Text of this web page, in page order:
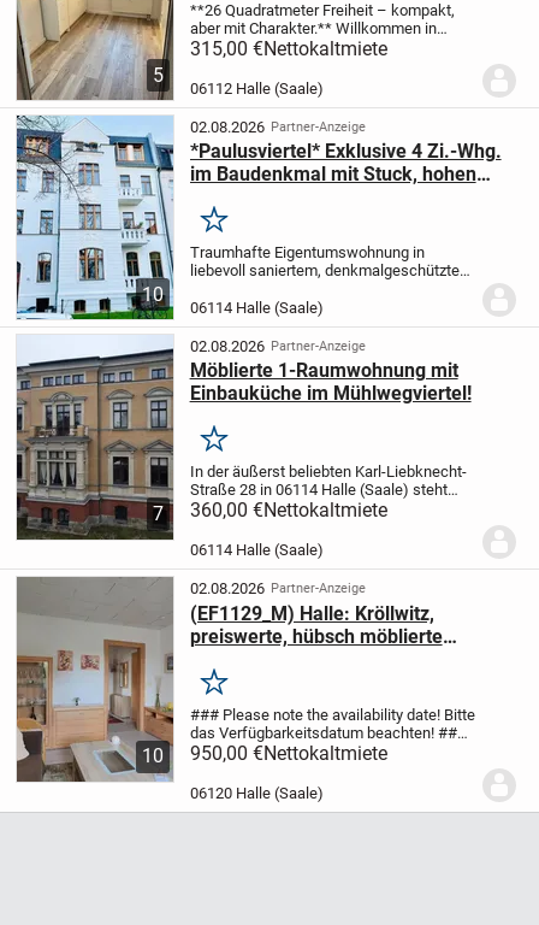
5
**26 Quadratmeter Freiheit – kompakt,
aber mit Charakter.** Willkommen in
Ihrem neuen Reich auf stolzen 26
verschwendet, sondern jeder Zentimeter
konsequent...
315,00 €Nettokaltmiete
06112 Halle (Saale)
10
02.08.2026 Partner-Anzeige
*Paulusviertel* Exklusive 4 Zi.-Whg.
im Baudenkmal mit Stuck, hohen
bezugsfrei ab 01.09.2026
Merken
Traumhafte Eigentumswohnung in
liebevoll saniertem, denkmalgeschütztem
Wohneinheiten.Kein Instandhaltungsstau,
sehr gepflegt.Das aktuelle Mietverhältnis
ist...
06114 Halle (Saale)
7
02.08.2026 Partner-Anzeige
Möblierte 1-Raumwohnung mit
Einbauküche im Mühlwegviertel!
Merken
In der äußerst beliebten Karl-Liebknecht-
Straße 28 in 06114 Halle (Saale) steht
eine möblierte 1-Raumwohnung mit ca. 35
sich im Souterrain eines aufwendig...
360,00 €Nettokaltmiete
06114 Halle (Saale)
10
02.08.2026 Partner-Anzeige
(EF1129_M) Halle: Kröllwitz,
preiswerte, hübsch möblierte
Garten, Service inkl.
Merken
### Please note the availability date! Bitte
das Verfügbarkeitsdatum beachten! ###
möblierte Wohnung in Halle-Kröllwitz in
einem freistehenden Haus mit
gepflegtem Garten; im Garten sind
mehrere...
950,00 €Nettokaltmiete
06120 Halle (Saale)